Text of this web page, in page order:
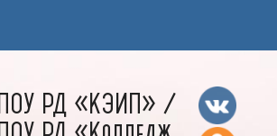
РД «КЭИП» /